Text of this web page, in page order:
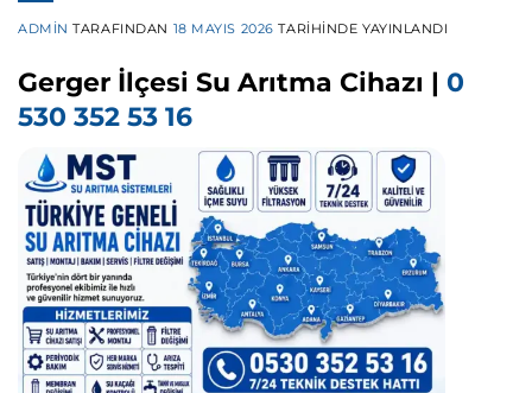
ADMIN TARAFINDAN 18 MAYIS 2026 TARIHINDE YAYINLANDI
Gerger İlçesi Su Arıtma Cihazı | 0
530 352 53 16